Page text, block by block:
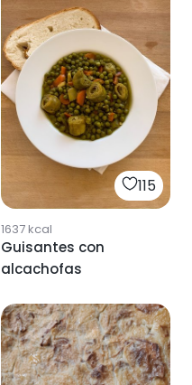
115
1637kcal
Guisantes con
alcachofas